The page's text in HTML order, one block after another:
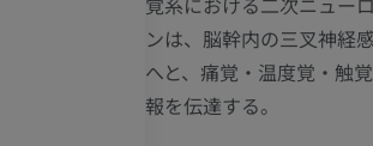
ンは、脳幹内の三叉神経
へと、痛覚・温度覚・触
報を伝達する。